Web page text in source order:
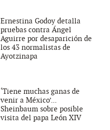
Ernestina Godoy detalla
pruebas contra Ángel
Aguirre por desaparición de
los 43 normalistas de
Ayotzinapa
‘Tiene muchas ganas de
venir a México’...
Sheinbaum sobre posible
visita del papa León XIV